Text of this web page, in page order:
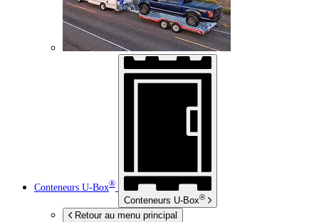
Conteneurs U-Box®
Conteneurs U-Box®
Retour au menu principal